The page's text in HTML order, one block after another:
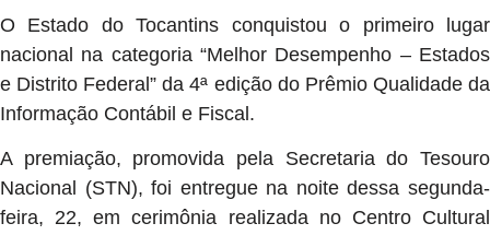
O Estado do Tocantins conquistou o primeiro lugar
nacional na categoria “Melhor Desempenho – Estados
e Distrito Federal” da 4ª edição do Prêmio Qualidade da
Informação Contábil e Fiscal.
A premiação, promovida pela Secretaria do Tesouro
Nacional (STN), foi entregue na noite dessa segunda-
feira, 22, em cerimônia realizada no Centro Cultural